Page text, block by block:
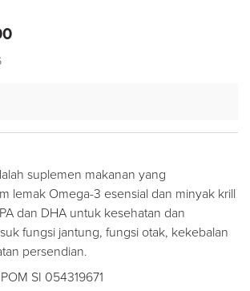
suplemen makanan yang
lemak Omega-3 esensial dan minyak krill
dan DHA untuk kesehatan dan
fungsi jantung, fungsi otak, kekebalan
persendian.
SI 054319671